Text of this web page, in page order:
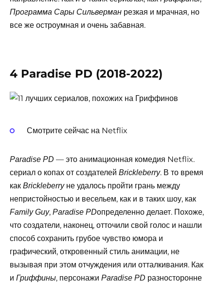
Программа Сары Сильверман резкая и мрачная, но
все же остроумная и очень забавная.
4 Paradise PD (2018-2022)
Смотрите сейчас на Netflix
Paradise PD — это анимационная комедия Netflix.
сериал о копах от создателей Brickleberry. В то время
как Brickleberryне удалось пройти грань между
непристойностью и весельем, как и в таких шоу, как
Family Guy, Paradise PDопределенно делает. Похоже,
что создатели, наконец, отточили свой голос и нашли
способ сохранить грубое чувство юмора и
графический, откровенный стиль анимации, не
вызывая при этом отчуждения или отталкивания. Как
и Гриффины, персонажи Paradise PD разносторонне